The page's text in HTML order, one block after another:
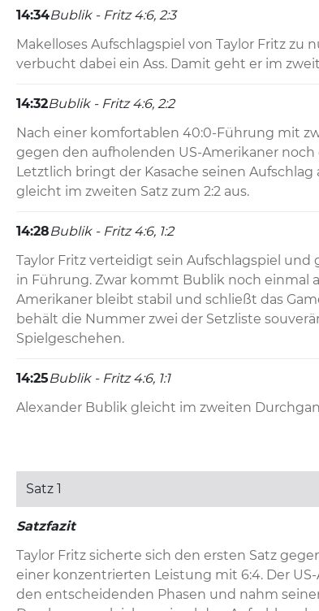
14:34Bublik - Fritz 4:6, 2:3
Makelloses Aufschlagspiel von Taylor Fritz zu
verbucht dabei ein Ass. Damit geht er im
14:32Bublik - Fritz 4:6, 2:2
Nach einer komfortablen 40:0-Führung mit
gegen den aufholenden US-Amerikaner
Letztlich bringt der Kasache seinen
gleicht im zweiten Satz zum 2:2 aus.
14:28Bublik - Fritz 4:6, 1:2
Taylor Fritz verteidigt sein Aufschlagspiel und
in Führung. Zwar kommt Bublik noch einmal
Amerikaner bleibt stabil und schließt das
behält die Nummer zwei der Setzliste
Spielgeschehen.
14:25Bublik - Fritz 4:6, 1:1
Alexander Bublik gleicht im zweiten
14:22Bublik - Fritz 4:6, 0:1
Auftakt nach Maß in den zweiten Satz für
sichert sich sein Aufschlagspiel ohne
gleich zwei Asse. Alexander Bublik bleibt
Satz 1
Satzfazit
Taylor Fritz sicherte sich den ersten Satz
einer konzentrierten Leistung mit 6:4. Der
den entscheidenden Phasen und nahm